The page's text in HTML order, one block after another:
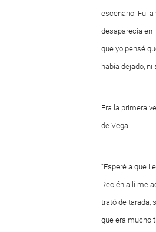
escenario. Fui
desaparecía en
que yo pensé
había dejado, ni
Era la primera
de Vega.
“Esperé a que
Recién allí me
trató de tarada,
que era mucho